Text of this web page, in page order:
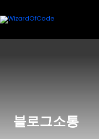
텐
츠
블로그소통